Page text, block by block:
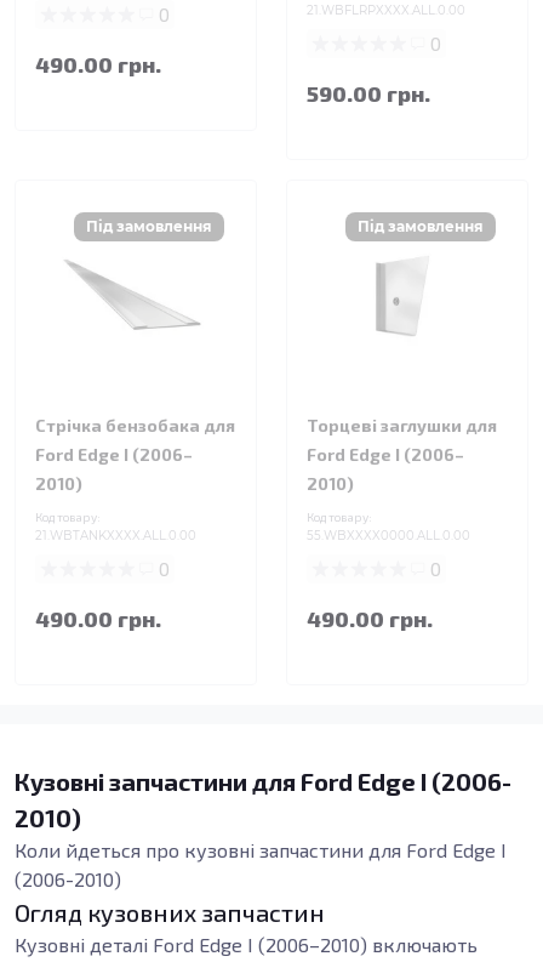
0
490.00 грн.
21.WBFLRPXXXX.ALL.0.00
0
590.00 грн.
Стрічка бензобака для
Ford Edge I (2006–
2010)
Код товару:
21.WBTANKXXXX.ALL.0.00
0
490.00 грн.
Торцеві заглушки для
Ford Edge I (2006–
2010)
Код товару:
55.WBXXXX0000.ALL.0.00
0
490.00 грн.
Кузовні запчастини для Ford Edge I (2006-
2010)
Коли йдеться про кузовні запчастини для Ford Edge I
(2006-2010)
Огляд кузовних запчастин
Кузовні деталі Ford Edge I (2006–2010) включають